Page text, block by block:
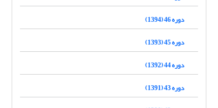
دوره 46 (1394)
دوره 45 (1393)
دوره 44 (1392)
دوره 43 (1391)